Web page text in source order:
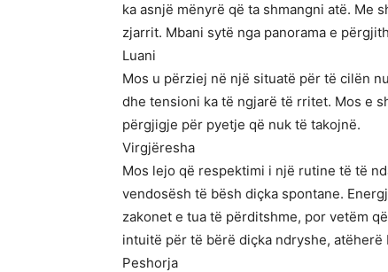
ka asnjë mënyrë që ta shmangni atë. Me
zjarrit. Mbani sytë nga panorama e
Luani
Mos u përziej në një situatë për të cilën
dhe tensioni ka të ngjarë të rritet. Mos e
përgjigje për pyetje që nuk të takojnë.
Virgjëresha
Mos lejo që respektimi i një rutine të të
vendosësh të bësh diçka spontane.
zakonet e tua të përditshme, por vetëm
intuitë për të bërë diçka ndryshe, atëherë
Peshorja